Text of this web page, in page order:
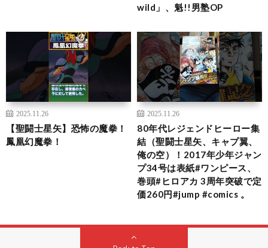
wild」、魁!!男塾OP
2025.11.26
【聖闘士星矢】恐怖の魔拳！
鳳凰幻魔拳！
2025.11.26
80年代レジェンドヒーロー集
結（聖闘士星矢、キャプ翼、
俺の空）！2017年少年ジャン
プ34号は表紙#ワンピース、
巻頭#ヒロアカ 3周年突破で定
価260円#jump #comics 。